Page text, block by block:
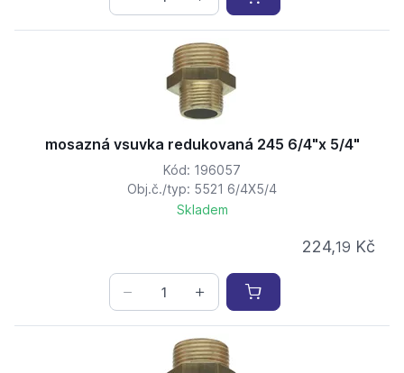
mosazná vsuvka redukovaná 245 6/4"x 5/4"
Kód: 196057
Obj.č./typ: 5521 6/4X5/4
Skladem
224,19 Kč